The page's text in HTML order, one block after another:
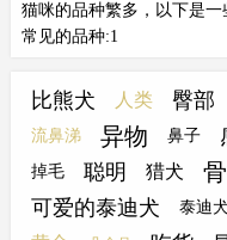
猫咪的品种繁多，以下是一
常见的品种:1
的品种：1. 英国短毛猫：体形圆
胖，四肢粗短发达，毛短而密，
大脸圆，温柔平静，对人友善
易饲养；常见类型有蓝猫、蓝
乳色、乳白、金渐层、银渐层、
金渐层等；价格一般在1500-6000
比熊犬 人类 臀部
流鼻涕 异物 鼻子
掉毛 聪明 猎犬
可爱的泰迪犬 泰迪